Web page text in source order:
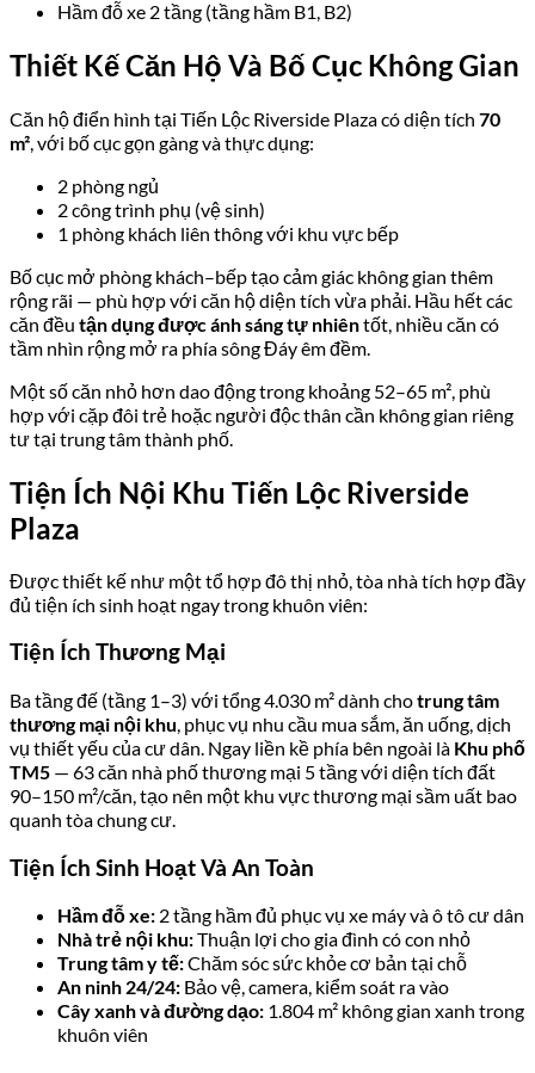
Hầm đỗ xe 2 tầng (tầng hầm B1, B2)
Thiết Kế Căn Hộ Và Bố Cục Không Gian
Căn hộ điển hình tại Tiến Lộc Riverside Plaza có diện tích 70
m² , với bố cục gọn gàng và thực dụng:
2 phòng ngủ
2 công trình phụ (vệ sinh)
1 phòng khách liên thông với khu vực bếp
Bố cục mở phòng khách–bếp tạo cảm giác không gian thêm
rộng rãi — phù hợp với căn hộ diện tích vừa phải. Hầu hết các
căn đều tận dụng được ánh sáng tự nhiêntốt, nhiều căn có
tầm nhìn rộng mở ra phía sông Đáy êm đềm.
Một số căn nhỏ hơn dao động trong khoảng 52–65 m², phù
hợp với cặp đôi trẻ hoặc người độc thân cần không gian riêng
tư tại trung tâm thành phố.
Tiện Ích Nội Khu Tiến Lộc Riverside
Plaza
Được thiết kế như một tổ hợp đô thị nhỏ, tòa nhà tích hợp đầy
đủ tiện ích sinh hoạt ngay trong khuôn viên:
Tiện Ích Thương Mại
Ba tầng đế (tầng 1–3) với tổng 4.030 m² dành chotrung tâm
thương mại nội khu, phục vụ nhu cầu mua sắm, ăn uống, dịch
vụ thiết yếu của cư dân. Ngay liền kề phía bên ngoài là Khu phố
TM5 — 63 căn nhà phố thương mại 5 tầng với diện tích đất
90–150 m²/căn, tạo nên một khu vực thương mại sầm uất bao
quanh tòa chung cư.
Tiện Ích Sinh Hoạt Và An Toàn
Hầm đỗ xe: 2 tầng hầm đủ phục vụ xe máy và ô tô cư dân
Nhà trẻ nội khu:Thuận lợi cho gia đình có con nhỏ
Trung tâm y tế:Chăm sóc sức khỏe cơ bản tại chỗ
An ninh 24/24: Bảo vệ, camera, kiểm soát ra vào
Cây xanh và đường dạo: 1.804 m² không gian xanh trong
khuôn viên